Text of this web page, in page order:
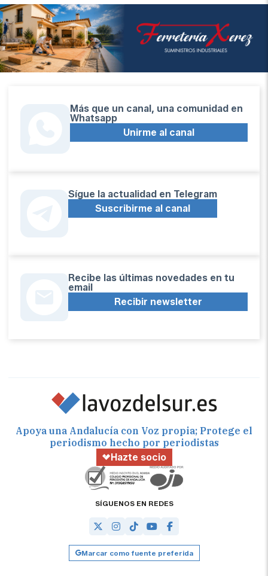
Más que un canal, una comunidad en
Whatsapp
Unirme al canal
Sígue la actualidad en Telegram
Suscribirme al canal
Recibe las últimas novedades en tu
email
Recibir newsletter
Apoya una Andalucía con Voz propia; Protege el
periodismo hecho por periodistas
Hazte socio
SÍGUENOS EN REDES
Marcar como fuente preferida